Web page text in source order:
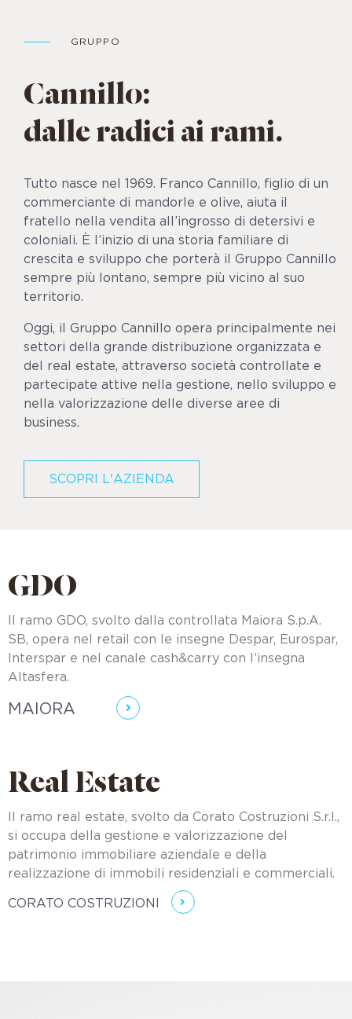
GRUPPO
Cannillo:
dalle radici ai rami.
Tutto nasce nel 1969. Franco Cannillo, figlio di un
commerciante di mandorle e olive, aiuta il
fratello nella vendita all’ingrosso di detersivi e
coloniali. È l’inizio di una storia familiare di
crescita e sviluppo che porterà il Gruppo Cannillo
sempre più lontano, sempre più vicino al suo
territorio.
Oggi, il Gruppo Cannillo opera principalmente nei
settori della grande distribuzione organizzata e
del real estate, attraverso società controllate e
partecipate attive nella gestione, nello sviluppo e
nella valorizzazione delle diverse aree di
business.
SCOPRI L'AZIENDA
GDO
Il ramo GDO, svolto dalla controllata Maiora S.p.A.
SB, opera nel retail con le insegne Despar, Eurospar,
Interspar e nel canale cash&carry con l’insegna
Altasfera.
MAIORA
Real Estate
Il ramo real estate, svolto da Corato Costruzioni S.r.l.,
si occupa della gestione e valorizzazione del
patrimonio immobiliare aziendale e della
realizzazione di immobili residenziali e commerciali.
CORATO COSTRUZIONI